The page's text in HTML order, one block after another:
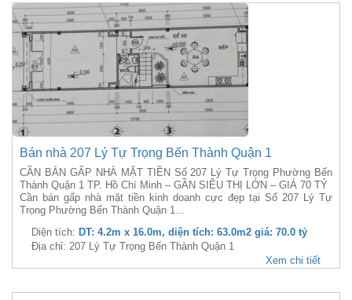
Bán nhà 207 Lý Tự Trọng Bến Thành Quận 1
CẦN BÁN GẤP NHÀ MẶT TIỀN Số 207 Lý Tự Trọng Phường Bến
Thành Quận 1 TP. Hồ Chí Minh – GẦN SIÊU THỊ LỚN – GIÁ 70 TỶ
Cần bán gấp nhà mặt tiền kinh doanh cực đẹp tại Số 207 Lý Tự
Trọng Phường Bến Thành Quận 1...
Diện tích: DT: 4.2m x 16.0m, diện tích: 63.0m2 giá: 70.0 tỷ
Địa chỉ: 207 Lý Tự Trọng Bến Thành Quận 1
Xem chi tiết